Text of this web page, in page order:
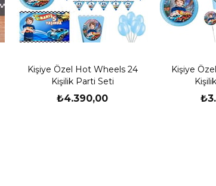
-Sizlerden bilgi
yapılıp mail veya
iletilir.
kargo firmasına teslim
-Doğum günü
sonra göndermek
Kişiye Özel Hot Wheels 24
Kişilik Parti Seti
₺4.390,00
Kişiye